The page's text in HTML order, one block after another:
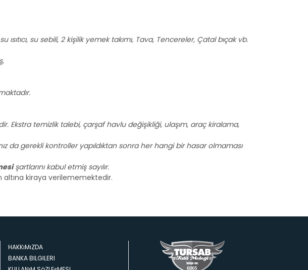
ısıtıcı, su sebili, 2 kişilik yemek takımı, Tava, Tencereler, Çatal bıçak vb.
Ekstra temizlik talebi, çarşaf havlu değişikliği, ulaşım, araç kiralama,
da gerekli kontroller yapıldıktan sonra her hangi bir hasar olmaması
şartlarını kabul etmiş sayılır.
altına kiraya verilememektedir.
HAKKıMıZDA
BANKA BILGILERI